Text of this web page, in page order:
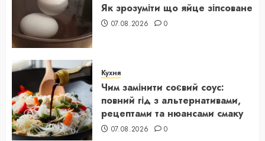
Як зрозуміти що яйце зіпсоване
07.08.2026 0
Кухня
Чим замінити соєвий соус:
повний гід з альтернативами,
рецептами та нюансами смаку
07.08.2026 0